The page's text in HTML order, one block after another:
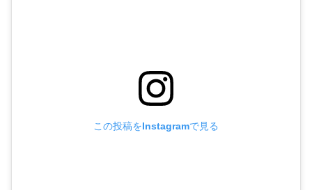
この投稿をInstagramで見る